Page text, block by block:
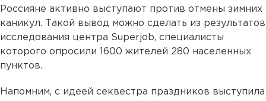
Россияне активно выступают против отмены зимних
каникул. Такой вывод можно сделать из результатов
исследования центра Superjob, специалисты
которого опросили 1600 жителей 280 населенных
пунктов.
Напомним, с идеей секвестра праздников выступила